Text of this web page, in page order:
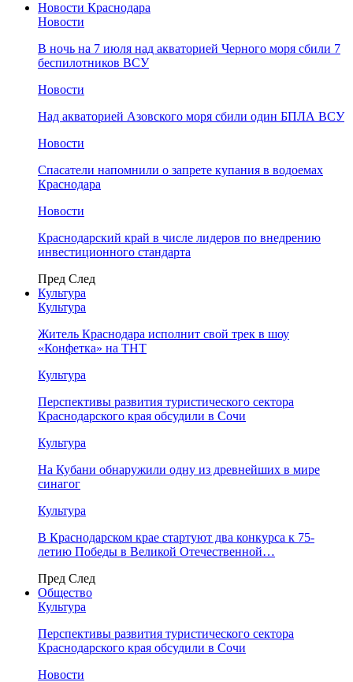
Новости Краснодара
Новости
В ночь на 7 июля над акваторией Черного моря сбили 7
беспилотников ВСУ
Новости
Над акваторией Азовского моря сбили один БПЛА ВСУ
Новости
Спасатели напомнили о запрете купания в водоемах
Краснодара
Новости
Краснодарский край в числе лидеров по внедрению
инвестиционного стандарта
Пред След
Культура
Культура
Житель Краснодара исполнит свой трек в шоу
«Конфетка» на ТНТ
Культура
Перспективы развития туристического сектора
Краснодарского края обсудили в Сочи
Культура
На Кубани обнаружили одну из древнейших в мире
синагог
Культура
В Краснодарском крае стартуют два конкурса к 75-
летию Победы в Великой Отечественной…
Пред След
Общество
Культура
Перспективы развития туристического сектора
Краснодарского края обсудили в Сочи
Новости